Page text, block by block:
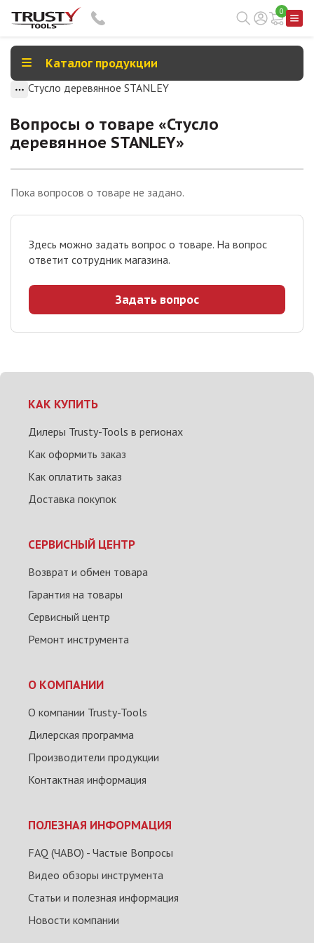
0
Каталог продукции
Стусло деревянное STANLEY
Вопросы о товаре «Стусло
деревянное STANLEY»
Здесь можно задать вопрос о товаре. На вопрос
ответит сотрудник магазина.
Задать вопрос
Пока вопросов о товаре не задано.
КАК КУПИТЬ
Дилеры Trusty-Tools в регионах
Как оформить заказ
Как оплатить заказ
Доставка покупок
СЕРВИСНЫЙ ЦЕНТР
Возврат и обмен товара
Гарантия на товары
Сервисный центр
Ремонт инструмента
О КОМПАНИИ
О компании Trusty-Tools
Дилерская программа
Производители продукции
Контактная информация
ПОЛЕЗНАЯ ИНФОРМАЦИЯ
FAQ (ЧАВО) - Частые Вопросы
Видео обзоры инструмента
Статьи и полезная информация
Новости компании